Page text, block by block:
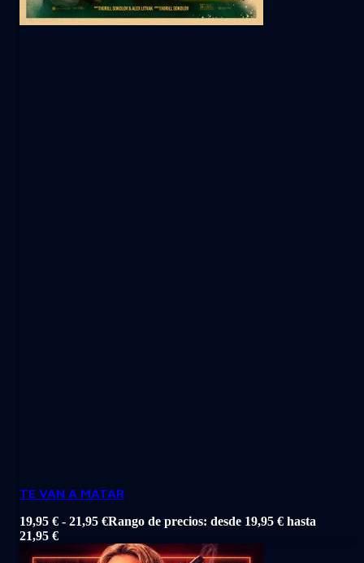
TE VAN A MATAR
19,95 € - 21,95 €Rango de precios: desde 19,95 € hasta
21,95 €